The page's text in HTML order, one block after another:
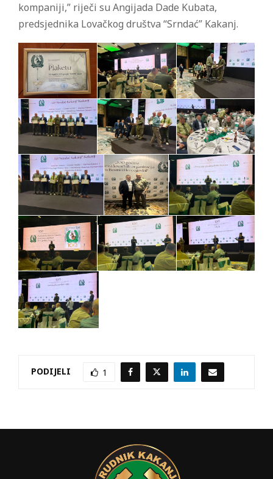
kompaniji,” riječi su Angijada Dade Kubata,
predsjednika Lovačkog društva “Srndać” Kakanj.
PODIJELI 1